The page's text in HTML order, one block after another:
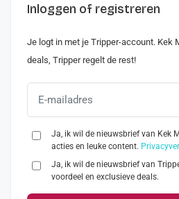
Inloggen of registreren
Je logt in met je Tripper-account. Kek
deals, Tripper regelt de rest!
Ja, ik wil de nieuwsbrief van Kek
acties en leuke content.
Ja, ik wil de nieuwsbrief van
voordeel en exclusieve deals.